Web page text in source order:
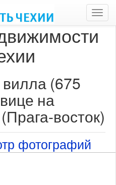
(675
на
восток)
фотографий